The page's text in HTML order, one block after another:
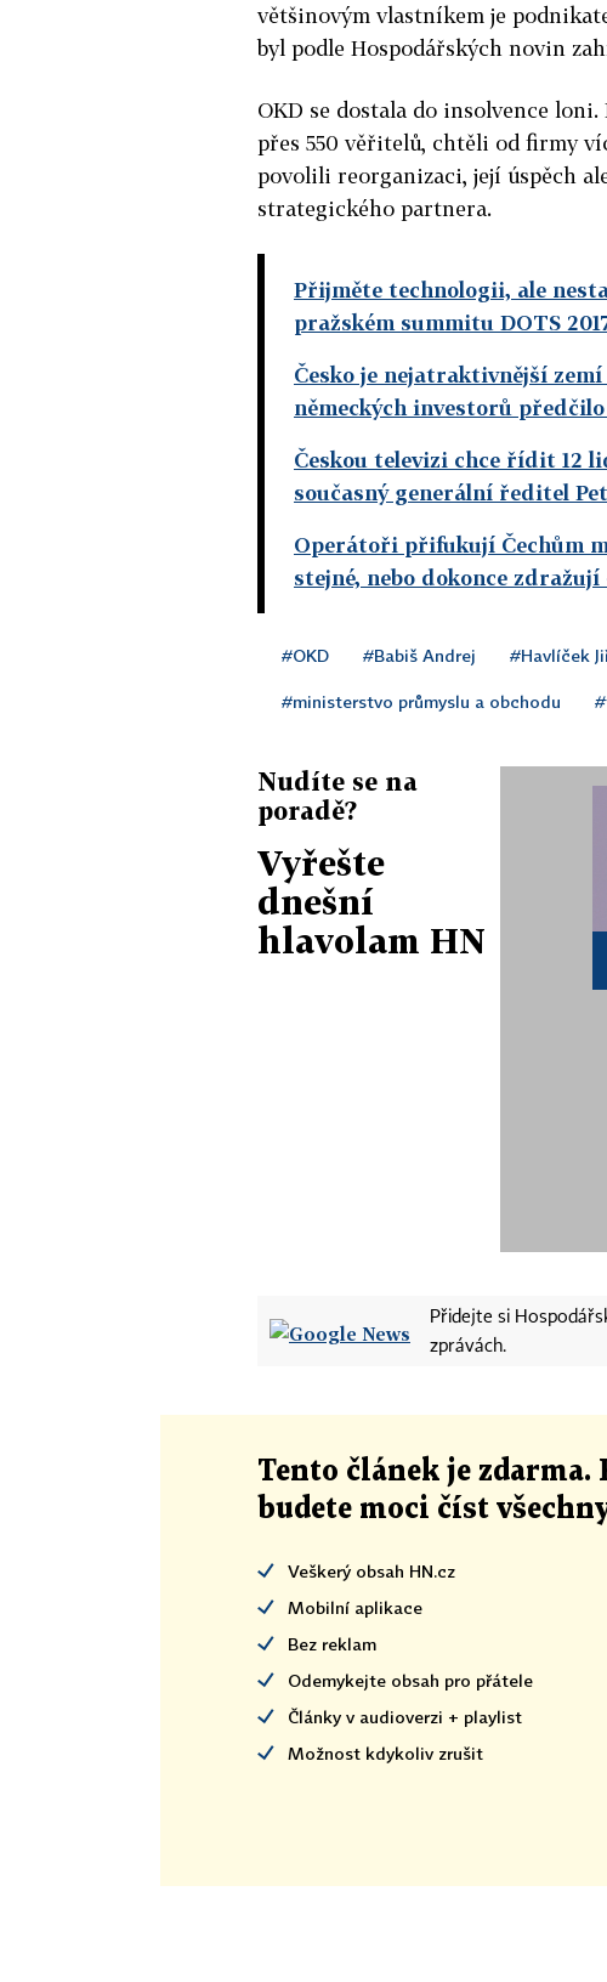
většinovým vlastníkem je
byl podle Hospodářských novin
OKD se dostala do insolvence
přes 550 věřitelů, chtěli od firmy
povolili reorganizaci, její úspěch
strategického partnera.
Přijměte technologii, ale
pražském summitu DOTS
Česko je nejatraktivnější
německých investorů předčilo
Českou televizi chce řídit 12
současný generální ředitel
Operátoři přifukují Čechům
stejné, nebo dokonce zdražují
#OKD #Babiš Andrej #Havlíček
#ministerstvo průmyslu a obchodu
Nudíte se na
poradě?
Vyřešte
dnešní
hlavolam HN
Přidejte si
zprávách.
Tento článek je zdarma.
budete moci číst
Veškerý obsah HN.cz
Mobilní aplikace
Bez reklam
Odemykejte obsah pro přátele
Články v audioverzi + playlist
Možnost kdykoliv zrušit